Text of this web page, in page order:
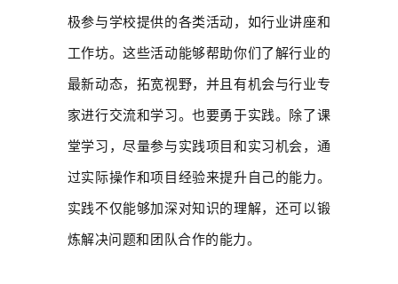
极参与学校提供的各类活动，如行业讲座和
工作坊。这些活动能够帮助你们了解行业的
最新动态，拓宽视野，并且有机会与行业专
家进行交流和学习。也要勇于实践。除了课
堂学习，尽量参与实践项目和实习机会，通
过实际操作和项目经验来提升自己的能力。
实践不仅能够加深对知识的理解，还可以锻
炼解决问题和团队合作的能力。